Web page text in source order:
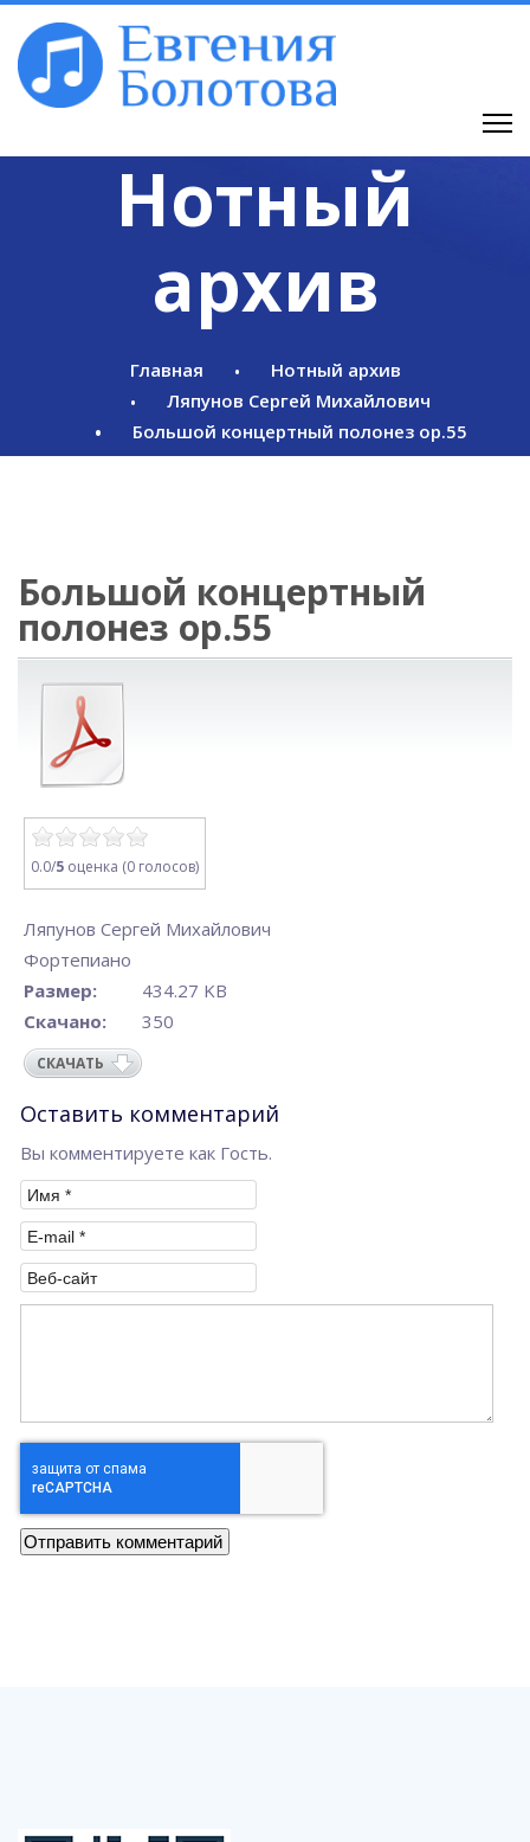
Нотный
архив
Главная
Нотный архив
Ляпунов Сергей Михайлович
Большой концертный полонез op.55
Большой концертный
полонез op.55
0.0/5 оценка (0 голосов)
Ляпунов Сергей Михайлович
Фортепиано
Размер:
434.27 KB
Скачано:
350
СКАЧАТЬ
Оставить комментарий
Вы комментируете как Гость.